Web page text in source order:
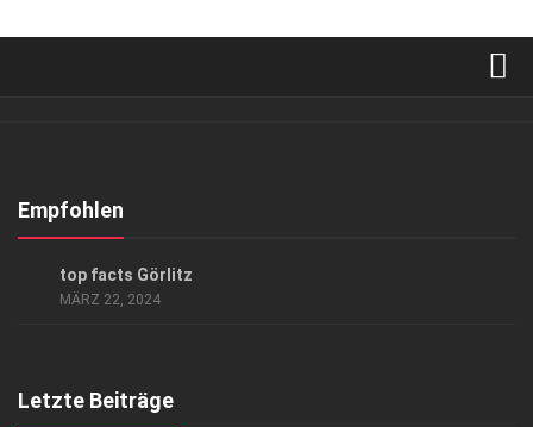
Kontakt, Impressum
Empfohlen
top facts Görlitz
MÄRZ 22, 2024
Letzte Beiträge